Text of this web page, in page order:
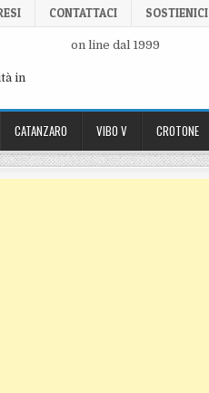
CONTATTACI SOSTIENICI
in
on line dal 1999
CATANZARO VIBO V CROTONE